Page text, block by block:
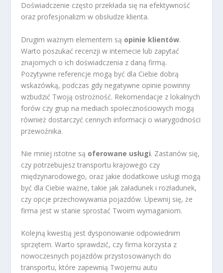
Doświadczenie często przekłada się na efektywność
oraz profesjonalizm w obsłudze klienta.
Drugim ważnym elementem są opinie klientów.
Warto poszukać recenzji w internecie lub zapytać
znajomych o ich doświadczenia z daną firmą.
Pozytywne referencje mogą być dla Ciebie dobrą
wskazówką, podczas gdy negatywne opinie powinny
wzbudzić Twoją ostrożność. Rekomendacje z lokalnych
forów czy grup na mediach społecznościowych mogą
również dostarczyć cennych informacji o wiarygodności
przewoźnika.
Nie mniej istotne są oferowane usługi. Zastanów się,
czy potrzebujesz transportu krajowego czy
międzynarodowego, oraz jakie dodatkowe usługi mogą
być dla Ciebie ważne, takie jak załadunek i rozładunek,
czy opcje przechowywania pojazdów. Upewnij się, że
firma jest w stanie sprostać Twoim wymaganiom.
Kolejną kwestią jest dysponowanie odpowiednim
sprzętem. Warto sprawdzić, czy firma korzysta z
nowoczesnych pojazdów przystosowanych do
transportu, które zapewnią Twojemu autu